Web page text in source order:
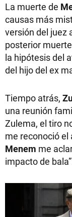
La muerte de
causas más
versión del juez
posterior
la hipótesis del
del hijo del ex
Tiempo atrás,
una reunión
Zulema, el tiro
me reconoció el
Menem me
impacto de